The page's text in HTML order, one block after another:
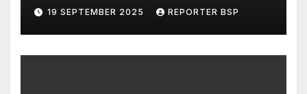
19 SEPTEMBER 2025 REPORTER BSP